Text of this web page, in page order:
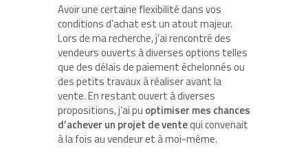
Avoir une certaine flexibilité dans vos
conditions d’achat est un atout majeur.
Lors de ma recherche, j’ai rencontré des
vendeurs ouverts à diverses options telles
que des délais de paiement échelonnés ou
des petits travaux à réaliser avant la
vente. En restant ouvert à diverses
propositions, j’ai pu optimiser mes chances
d’achever un projet de ventequi convenait
à la fois au vendeur et à moi-même.